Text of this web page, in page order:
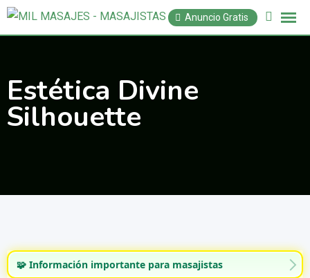
Saltar
Anuncio Gratis
Estética Divine
Silhouette
🧩 Información importante para masajistas